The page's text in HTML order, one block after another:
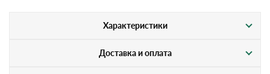
Характеристики
Доставка и оплата